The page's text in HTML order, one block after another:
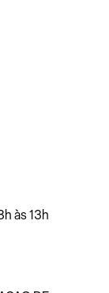
às 13h